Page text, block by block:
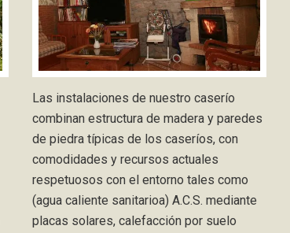
Las instalaciones de nuestro caserío
combinan estructura de madera y paredes
de piedra típicas de los caseríos, con
comodidades y recursos actuales
respetuosos con el entorno tales como
(agua caliente sanitarioa) A.C.S. mediante
placas solares, calefacción por suelo